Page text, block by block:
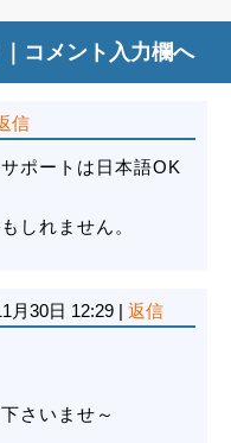
コメント入力欄へ
信
ポートは日本語OK
しれません。
月30日 12:29 | 返信
さいませ～